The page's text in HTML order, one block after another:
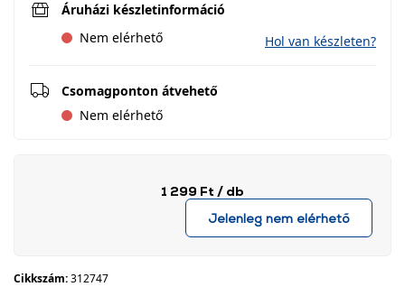
Áruházi készletinformáció
Nem elérhető
Hol van készleten?
Csomagponton átvehető
Nem elérhető
1 299 Ft / db
Jelenleg nem elérhető
Cikkszám:312747